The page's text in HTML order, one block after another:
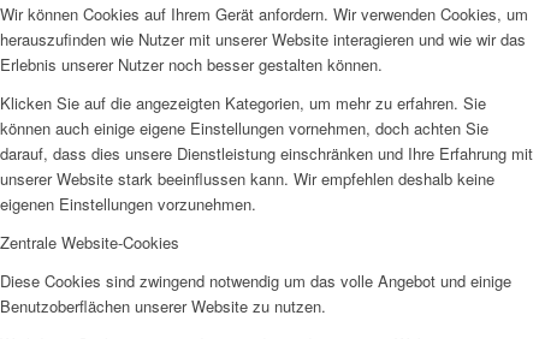
Wir können Cookies auf Ihrem Gerät anfordern. Wir verwenden Cookies, um
herauszufinden wie Nutzer mit unserer Website interagieren und wie wir das
Erlebnis unserer Nutzer noch besser gestalten können.
Klicken Sie auf die angezeigten Kategorien, um mehr zu erfahren. Sie
können auch einige eigene Einstellungen vornehmen, doch achten Sie
darauf, dass dies unsere Dienstleistung einschränken und Ihre Erfahrung mit
unserer Website stark beeinflussen kann. Wir empfehlen deshalb keine
eigenen Einstellungen vorzunehmen.
Zentrale Website-Cookies
Diese Cookies sind zwingend notwendig um das volle Angebot und einige
Benutzoberflächen unserer Website zu nutzen.